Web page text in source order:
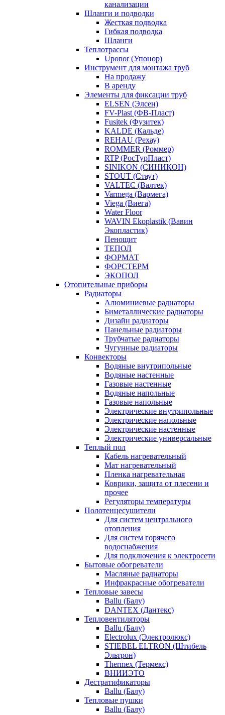
канализации
Шланги и подводки
Жесткая подводка
Гибкая подводка
Шланги
Теплотрассы
Uponor (Упонор)
Инструмент для монтажа труб
На продажу
В аренду
Элементы для фиксации труб
ELSEN (Элсен)
FV-Plast (ФВ-Пласт)
Fusitek (Фузитек)
KALDE (Кальде)
REHAU (Рехау)
ROMMER (Роммер)
RTP (РосТурПласт)
SINIKON (СИНИКОН)
STOUT (Стаут)
VALTEC (Валтек)
Varmega (Вармега)
Viega (Виега)
Water Floor
WAVIN Ekoplastik (Вавин
Экопластик)
Пенощит
ТЕПОЛ
ФОРМАТ
ФОРСТЕРМ
ЭКОПОЛ
Отопительные приборы
Радиаторы
Алюминиевые радиаторы
Биметаллические радиаторы
Дизайн радиаторы
Панельные радиаторы
Трубчатые радиаторы
Чугунные радиаторы
Конвекторы
Водяные внутрипольные
Водяные настенные
Газовые настенные
Водяные напольные
Газовые напольные
Электрические внутрипольные
Электрические напольные
Электрические настенные
Электрические универсальные
Теплый пол
Кабель нагревательный
Мат нагревательный
Пленка нагревательная
Коврики, защита от плесени и
прочее
Регуляторы температуры
Полотенцесушители
Для систем центрального
отопления
Для систем горячего
водоснабжения
Для подключения к электросети
Бытовые обогреватели
Масляные радиаторы
Инфракрасные обогреватели
Тепловые завесы
Ballu (Балу)
DANTEX (Дантекс)
Тепловентиляторы
Ballu (Балу)
Electrolux (Электролюкс)
STIEBEL ELTRON (Штибель
Эльтрон)
Thermex (Термекс)
ВНИИЭТО
Дестратификаторы
Ballu (Балу)
Тепловые пушки
Ballu (Балу)